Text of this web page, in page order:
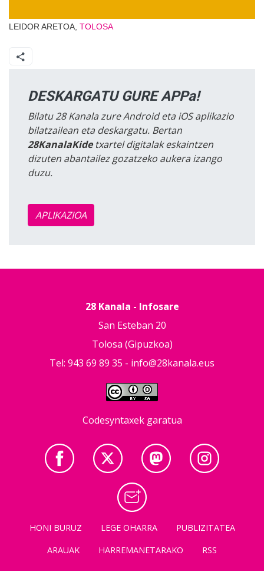
LEIDOR ARETOA, TOLOSA
DESKARGATU GURE APPa!
Bilatu 28 Kanala zure Android eta iOS aplikazio
bilatzailean eta deskargatu. Bertan
28KanalaKidetxartel digitalak eskaintzen
dizuten abantailez gozatzeko aukera izango
duzu.
APLIKAZIOA
28 Kanala - Infosare
San Esteban 20
Tolosa (Gipuzkoa)
Tel: 943 69 89 35 - info@28kanala.eus
Codesyntaxek garatua
HONI BURUZ LEGE OHARRA
PUBLIZITATEA
ARAUAK
HARREMANETARAKO RSS